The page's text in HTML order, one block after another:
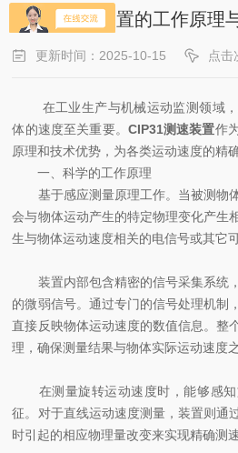
CIP31测速装置的工作原理
更新时间：2025-10-15 点击
在工业生产与机械运动监测领域，
体的速度至关重要。 CIP31测速装置作
原理和技术优势，为各类运动速度的精
一、科学的工作原理
基于感应测量原理工作。当被测物
会与物体运动产生的特定物理变化产生
生与物体运动速度相关的电信号或其它
装置内部包含精密的信号采集系统
的微弱信号。通过专门的信号处理机制
直接反映物体运动速度的数值信息。整
理，确保测量结果与物体实际运动速度
在测量旋转运动速度时，能够感知
征。对于直线运动速度测量，装置则通
时引起的相应物理量改变来实现精确测速